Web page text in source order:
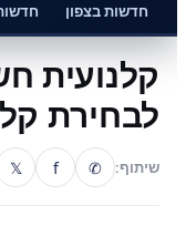
חדשות בצפון
קלנועית
לבחירת
שיתוף: ✆
f
𝕏